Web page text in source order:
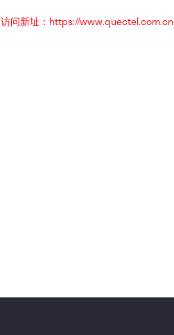
问新址：https://www.quectel.com.cn